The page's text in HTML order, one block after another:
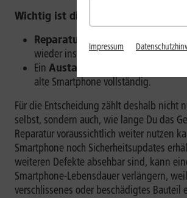
Wichtig ist die Abgrenzung:
Reparatur
bedeutet, dass ein
wieder instandgesetzt wird.
Ein Austauschgerät oder
alte Smartphone vollständig.
Für die Entscheidung zählt deshalb nicht
selbst, sondern auch, wie lange Du das
Reparatur voraussichtlich weiter nutzen
Smartphone noch Sicherheitsupdates
weiteren Defekte absehbar sind, kann
Smartphone-Lebensdauer verlängern,
verschlissenes oder beschädigtes Bauteil
Impressum